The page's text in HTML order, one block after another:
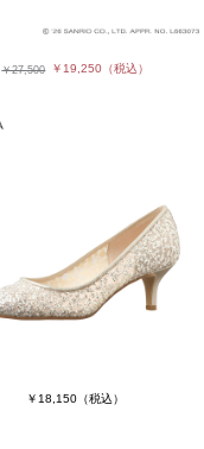
￥27,500 ￥19,250 （税込）
￥18,150 （税込）